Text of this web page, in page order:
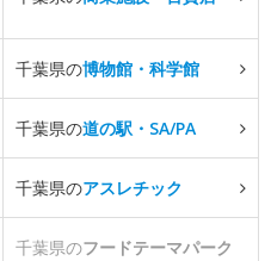
千葉県の博物館・科学館
千葉県の道の駅・SA/PA
千葉県のアスレチック
千葉県のフードテーマパーク